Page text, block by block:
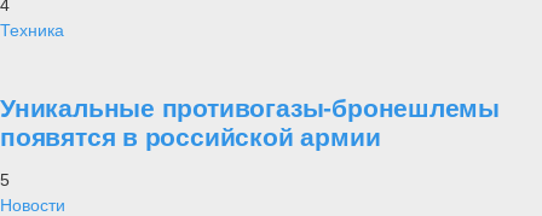
4
Техника
Уникальные противогазы-бронешлемы
появятся в российской армии
5
Новости